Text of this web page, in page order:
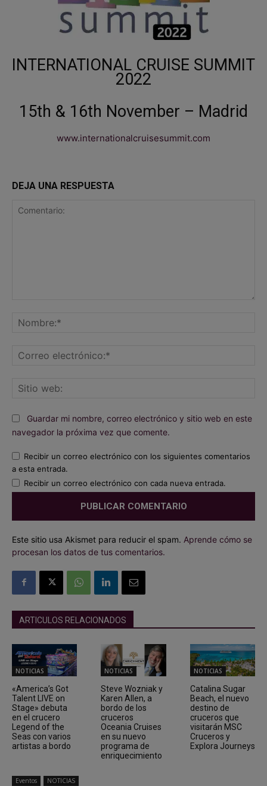
INTERNATIONAL CRUISE SUMMIT
2022
15th & 16th November – Madrid
www.internationalcruisesummit.com
DEJA UNA RESPUESTA
Guardar mi nombre, correo electrónico y sitio web en este
navegador la próxima vez que comente.
Recibir un correo electrónico con los siguientes comentarios
a esta entrada.
Recibir un correo electrónico con cada nueva entrada.
Este sitio usa Akismet para reducir el spam. Aprende cómo se
procesan los datos de tus comentarios.
ARTICULOS RELACIONADOS
NOTICIAS
«America’s Got
Talent LIVE on
Stage» debuta
en el crucero
Legend of the
Seas con varios
artistas a bordo
NOTICIAS
Steve Wozniak y
Karen Allen, a
bordo de los
cruceros
Oceania Cruises
en su nuevo
programa de
enriquecimiento
NOTICIAS
Catalina Sugar
Beach, el nuevo
destino de
cruceros que
visitarán MSC
Cruceros y
Explora Journeys
Eventos NOTICIAS